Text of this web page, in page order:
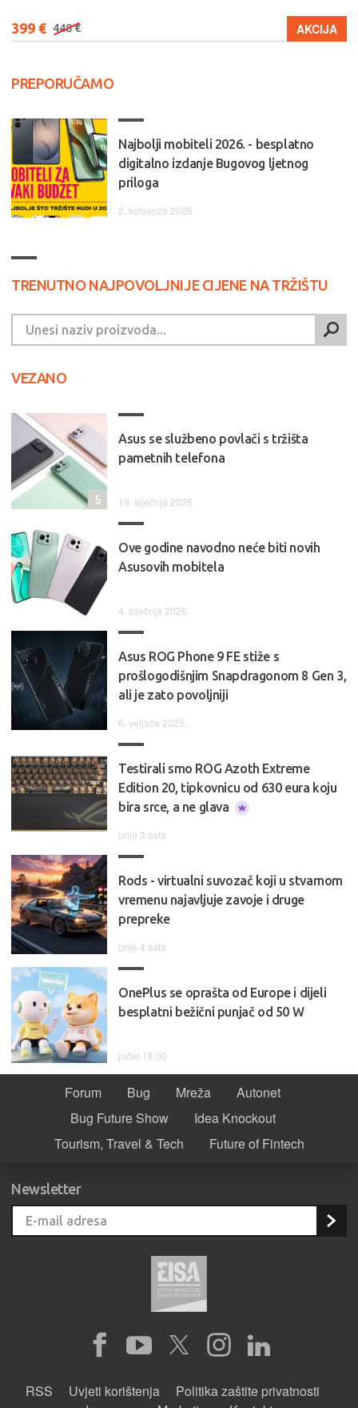
399 € 448 € AKCIJA
PREPORUČAMO
Najbolji mobiteli 2026. - besplatno
digitalno izdanje Bugovog ljetnog
priloga
2. kolovoza 2026.
TRENUTNO NAJPOVOLJNIJE CIJENE NA TRŽIŠTU
VEZANO
Asus se službeno povlači s tržišta
pametnih telefona
19. siječnja 2026.
5
Ove godine navodno neće biti novih
Asusovih mobitela
4. siječnja 2026.
Asus ROG Phone 9 FE stiže s
prošlogodišnjim Snapdragonom 8 Gen 3,
ali je zato povoljniji
6. veljače 2025.
Testirali smo ROG Azoth Extreme
Edition 20, tipkovnicu od 630 eura koju
bira srce, a ne glava
prije 3 sata
Rods - virtualni suvozač koji u stvarnom
vremenu najavljuje zavoje i druge
prepreke
prije 4 sata
OnePlus se oprašta od Europe i dijeli
besplatni bežični punjač od 50 W
jučer 18:00
Forum Bug Mreža
Autonet
Bug Future Show
Idea Knockout
Tourism, Travel & Tech
Future of Fintech
Newsletter
RSS Uvjeti korištenja
Politika zaštite privatnosti